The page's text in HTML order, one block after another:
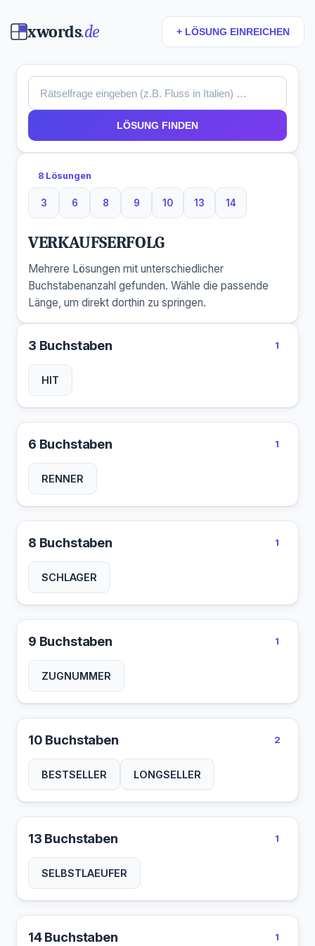
xwords.de + LÖSUNG EINREICHEN
LÖSUNG FINDEN
8 Lösungen
3
3 Buchstaben
6
6 Buchstaben
8
8 Buchstaben
9
9 Buchstaben
10
10 Buchstaben
13
13 Buchstaben
14
14 Buchstaben
VERKAUFSERFOLG
Mehrere Lösungen mit unterschiedlicher
Buchstabenanzahl gefunden. Wähle die passende
Länge, um direkt dorthin zu springen.
3 Buchstaben 1
HIT
6 Buchstaben 1
RENNER
8 Buchstaben 1
SCHLAGER
9 Buchstaben 1
ZUGNUMMER
10 Buchstaben 2
BESTSELLER LONGSELLER
13 Buchstaben 1
SELBSTLAEUFER
14 Buchstaben 1